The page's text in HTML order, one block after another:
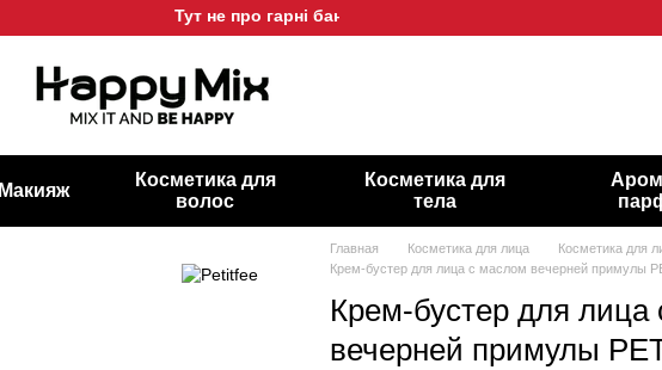
Тут не про гарні баночки, а про гарну шкіру!
Макияж
Косметика для
волос
Косметика для
тела
Главная Косметика для лица
Косметика для
Крем-бустер для лица с маслом вечерней примулы
Крем-бустер для лица
вечерней примулы